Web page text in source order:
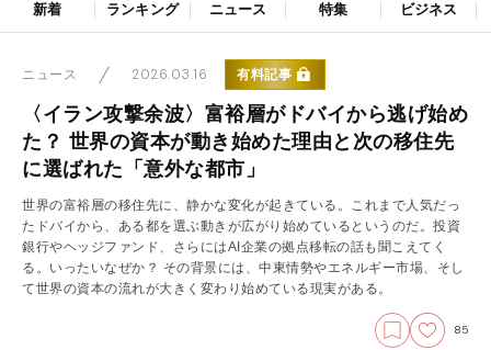
新着 ランキング ニュース 特集 ビジネス
ニュース 2026.03.16 有料記事
〈イラン攻撃余波〉富裕層がドバイから逃げ始め
た？ 世界の資本が動き始めた理由と次の移住先
に選ばれた「意外な都市」
世界の富裕層の移住先に、静かな変化が起きている。これまで人気だっ
たドバイから、ある都を選ぶ動きが広がり始めているというのだ。投資
銀行やヘッジファンド、さらにはAI企業の拠点移転の話も聞こえてく
る。いったいなぜか？ その背景には、中東情勢やエネルギー市場、そし
て世界の資本の流れが大きく変わり始めている現実がある。
85